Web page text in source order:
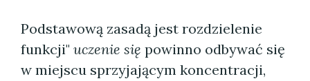
Podstawową zasadą jest rozdzielenie
funkcji" uczenie się powinno odbywać się
w miejscu sprzyjającym koncentracji,